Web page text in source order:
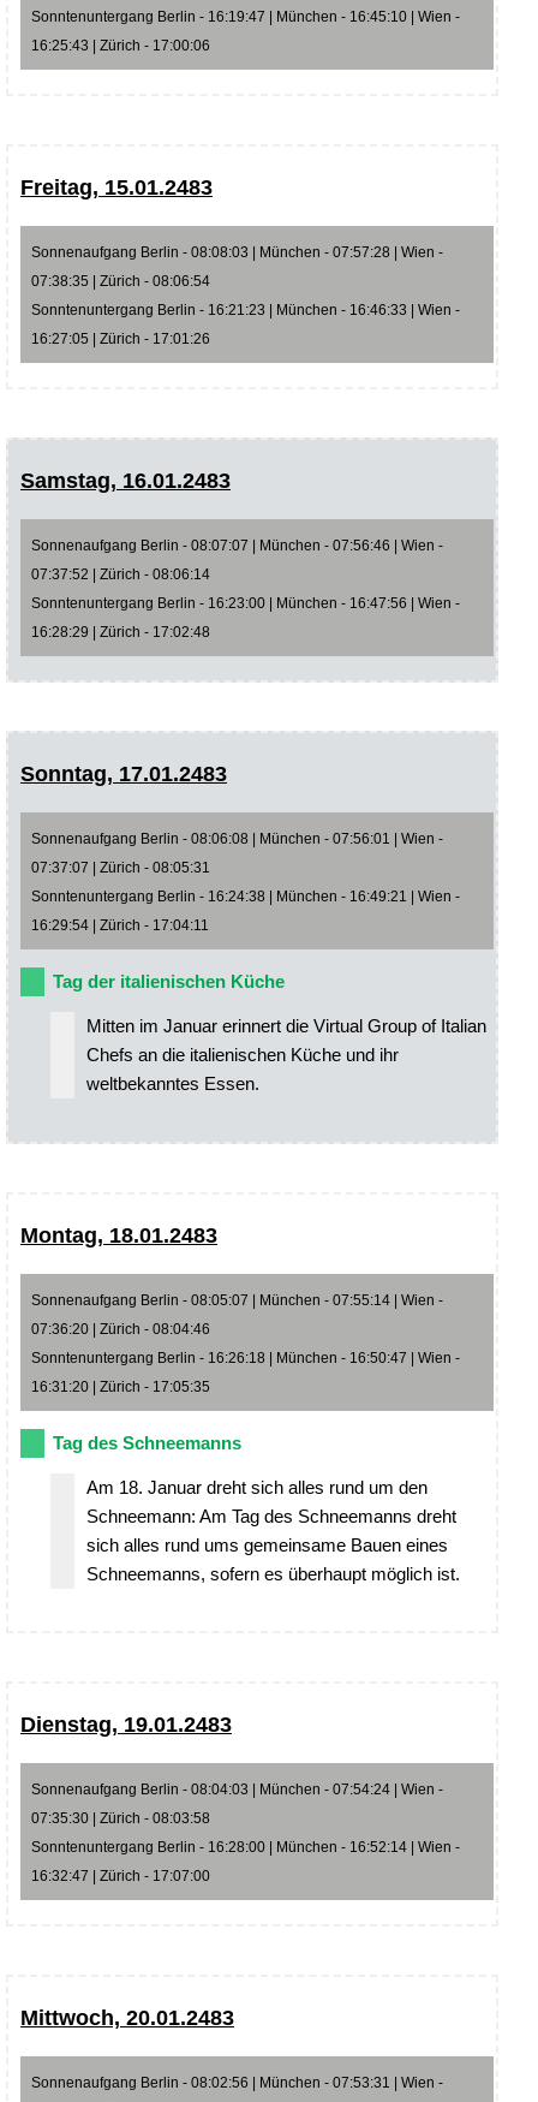
Sonntenuntergang Berlin - 16:19:47 | München - 16:45:10 | Wien -
16:25:43 | Zürich - 17:00:06
Freitag, 15.01.2483
Sonnenaufgang Berlin - 08:08:03 | München - 07:57:28 | Wien -
07:38:35 | Zürich - 08:06:54
Sonntenuntergang Berlin - 16:21:23 | München - 16:46:33 | Wien -
16:27:05 | Zürich - 17:01:26
Samstag, 16.01.2483
Sonnenaufgang Berlin - 08:07:07 | München - 07:56:46 | Wien -
07:37:52 | Zürich - 08:06:14
Sonntenuntergang Berlin - 16:23:00 | München - 16:47:56 | Wien -
16:28:29 | Zürich - 17:02:48
Sonntag, 17.01.2483
Sonnenaufgang Berlin - 08:06:08 | München - 07:56:01 | Wien -
07:37:07 | Zürich - 08:05:31
Sonntenuntergang Berlin - 16:24:38 | München - 16:49:21 | Wien -
16:29:54 | Zürich - 17:04:11
Tag der italienischen Küche
Mitten im Januar erinnert die Virtual Group of Italian
Chefs an die italienischen Küche und ihr
weltbekanntes Essen.
Montag, 18.01.2483
Sonnenaufgang Berlin - 08:05:07 | München - 07:55:14 | Wien -
07:36:20 | Zürich - 08:04:46
Sonntenuntergang Berlin - 16:26:18 | München - 16:50:47 | Wien -
16:31:20 | Zürich - 17:05:35
Tag des Schneemanns
Am 18. Januar dreht sich alles rund um den
Schneemann: Am Tag des Schneemanns dreht
sich alles rund ums gemeinsame Bauen eines
Schneemanns, sofern es überhaupt möglich ist.
Dienstag, 19.01.2483
Sonnenaufgang Berlin - 08:04:03 | München - 07:54:24 | Wien -
07:35:30 | Zürich - 08:03:58
Sonntenuntergang Berlin - 16:28:00 | München - 16:52:14 | Wien -
16:32:47 | Zürich - 17:07:00
Mittwoch, 20.01.2483
Sonnenaufgang Berlin - 08:02:56 | München - 07:53:31 | Wien -